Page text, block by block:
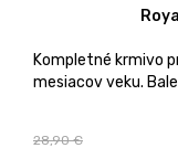
Kompletné krmivo
mesiacov veku.
28,90 €